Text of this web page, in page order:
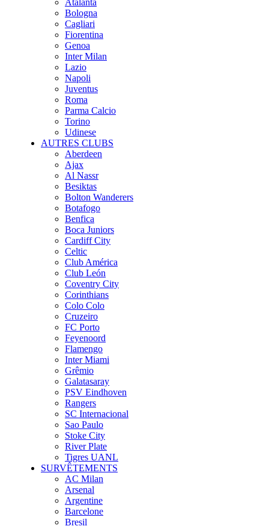
Atalanta
Bologna
Cagliari
Fiorentina
Genoa
Inter Milan
Lazio
Napoli
Juventus
Roma
Parma Calcio
Torino
Udinese
AUTRES CLUBS
Aberdeen
Ajax
Al Nassr
Besiktas
Bolton Wanderers
Botafogo
Benfica
Boca Juniors
Cardiff City
Celtic
Club América
Club León
Coventry City
Corinthians
Colo Colo
Cruzeiro
FC Porto
Feyenoord
Flamengo
Inter Miami
Grêmio
Galatasaray
PSV Eindhoven
Rangers
SC Internacional
Sao Paulo
Stoke City
River Plate
Tigres UANL
SURVÊTEMENTS
AC Milan
Arsenal
Argentine
Barcelone
Bresil